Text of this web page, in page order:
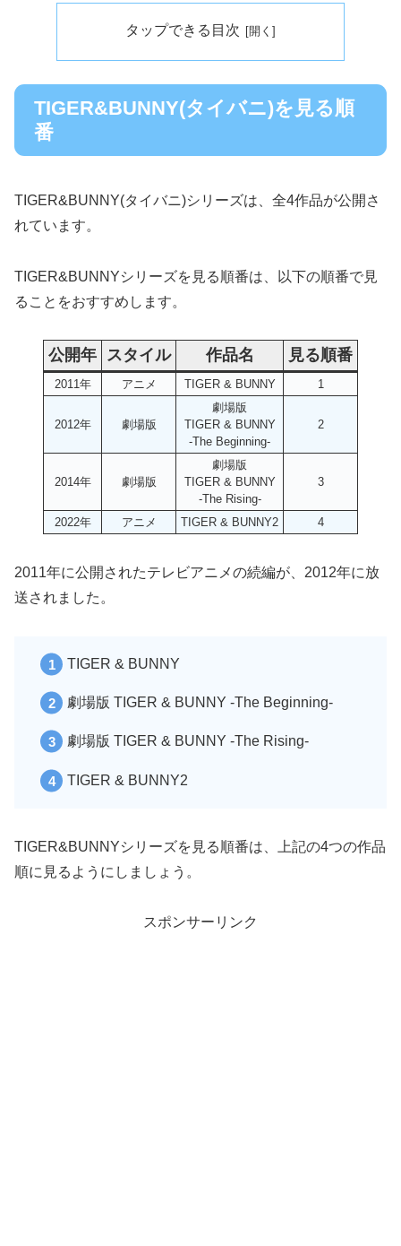
タップできる目次
TIGER&BUNNY(タイバニ)を見る順
番
TIGER&BUNNY(タイバニ)シリーズは、全4作品が公開さ
れています。
TIGER&BUNNYシリーズを見る順番は、以下の順番で見
ることをおすすめします。
公開年 スタイル 作品名 見る順番
2011年 アニメ TIGER & BUNNY 1
2012年 劇場版
劇場版
TIGER & BUNNY
-The Beginning-
2
2014年 劇場版
劇場版
TIGER & BUNNY
-The Rising-
3
2022年 アニメ TIGER & BUNNY2 4
2011年に公開されたテレビアニメの続編が、2012年に放
送されました。
TIGER & BUNNY
劇場版 TIGER & BUNNY -The Beginning-
劇場版 TIGER & BUNNY -The Rising-
TIGER & BUNNY2
TIGER&BUNNYシリーズを見る順番は、上記の4つの作品
順に見るようにしましょう。
スポンサーリンク